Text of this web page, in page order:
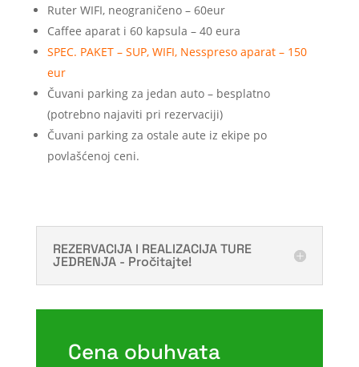
Ruter WIFI, neograničeno – 60eur
Caffee aparat i 60 kapsula – 40 eura
SPEC. PAKET – SUP, WIFI, Nesspreso aparat – 150
eur
Čuvani parking za jedan auto – besplatno
(potrebno najaviti pri rezervaciji)
Čuvani parking za ostale aute iz ekipe po
povlašćenoj ceni.
REZERVACIJA I REALIZACIJA TURE
JEDRENJA - Pročitajte!
Cena obuhvata